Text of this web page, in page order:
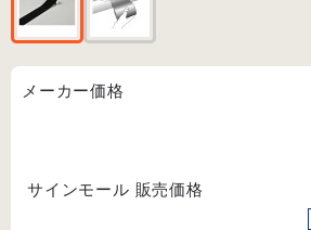
メーカー価格
サインモール 販売価格